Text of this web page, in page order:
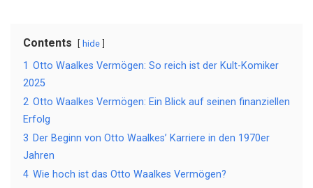
Contents hide
1 Otto Waalkes Vermögen: So reich ist der Kult-Komiker
2025
2 Otto Waalkes Vermögen: Ein Blick auf seinen finanziellen
Erfolg
3 Der Beginn von Otto Waalkes’ Karriere in den 1970er
Jahren
4 Wie hoch ist das Otto Waalkes Vermögen?